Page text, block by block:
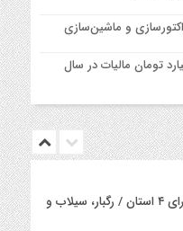
و ماشین‌سازی
۴۵۰هزار میلیارد تومان مالیات در سال
هواشناسی ایران | هشدار نارنجی برای ۴ استان / رگبار، سیلاب و